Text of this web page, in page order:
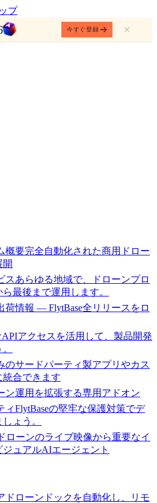
プ
今すぐ登録
概要完全自動化された商用ドロー
開
スあらゆる地域で、ドローンプロ
最後まで運用します。
荷情報 ― FlytBase全リリースをロ
アクセスを活用して、製品開発
のサードパーティ製アプリやカス
統合できます
ン運用を拡張する専用アドオン
ィFlytBaseの堅牢な保護対策でデ
ょう。
ドローンのライブ映像から重要なイ
ュアルAIエージェント
ドローンドックを自動化し、リモ